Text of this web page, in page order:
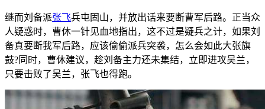
继而刘备派张飞兵屯固山，并放出话来要断曹军后路。正当众
人疑惑时，曹休一针见血地指出，这不过是疑兵之计，如果刘
备真要断我军后路，应该偷偷派兵突袭，怎么会如此大张旗
鼓?同时，曹休建议，趁刘备主力还未集结，立即进攻吴兰，
只要击败了吴兰，张飞也得跑。